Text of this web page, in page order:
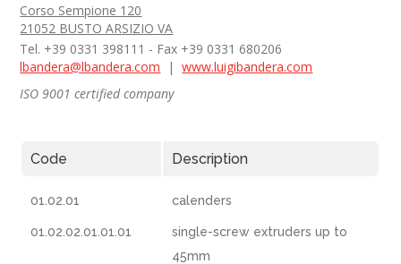
Corso Sempione 120
21052 BUSTO ARSIZIO VA
Tel. +39 0331 398111 - Fax +39 0331 680206
lbandera@lbandera.com |www.luigibandera.com
ISO 9001 certified company
Code Description
01.02.01 calenders
01.02.02.01.01.01
single-screw extruders up to
45mm